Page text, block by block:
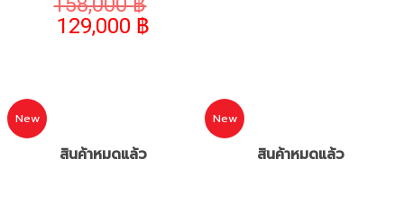
129,000 ฿
New
สินค้าหมดแล้ว
New
สินค้าหมดแล้ว